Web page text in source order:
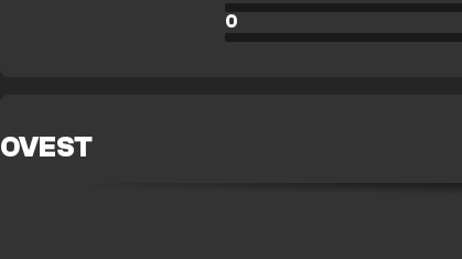
0
OVEST